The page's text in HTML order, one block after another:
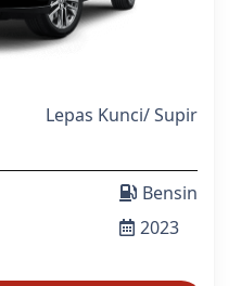
Lepas Kunci/Supir
Bensin
2023